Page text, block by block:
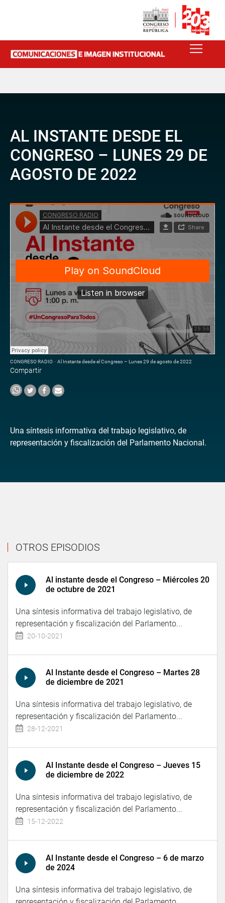
AL INSTANTE DESDE EL
CONGRESO – LUNES 29 DE
AGOSTO DE 2022
CONGRESO RADIO · Al Instante desde el Congreso – Lunes 29 de agosto de 2022
Compartir
Una síntesis informativa del trabajo legislativo, de
representación y fiscalización del Parlamento Nacional.
OTROS EPISODIOS
Al instante desde el Congreso – Miércoles 20
de octubre de 2021
Una síntesis informativa del trabajo legislativo, de
representación y fiscalización del Parlamento...
20-10-2021
Al Instante desde el Congreso – Martes 28
de diciembre de 2021
Una síntesis informativa del trabajo legislativo, de
representación y fiscalización del Parlamento...
28-12-2021
Al Instante desde el Congreso – Jueves 15
de diciembre de 2022
Una síntesis informativa del trabajo legislativo, de
representación y fiscalización del Parlamento...
15-12-2022
Al Instante desde el Congreso – 6 de marzo
de 2024
Una síntesis informativa del trabajo legislativo, de